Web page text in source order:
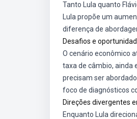
Tanto Lula quanto
Lula propõe um
diferença de
Desafios e
O cenário econômico
taxa de câmbio, ainda
precisam ser
foco de diagnósticos
Direções divergentes
Enquanto Lula